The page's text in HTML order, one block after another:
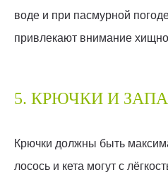
воде и при пасмурной
привлекают внимание
5. КРЮЧКИ И
Крючки должны быть
лосось и кета могут с